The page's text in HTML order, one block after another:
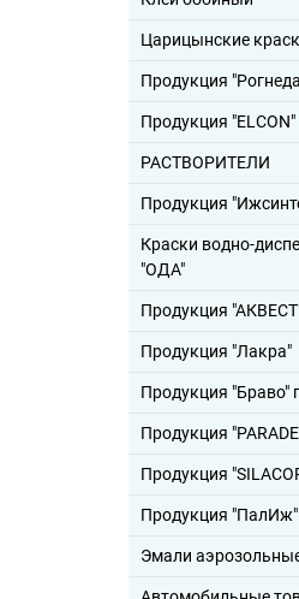
Царицынские
Продукция
Продукция "ELCON"
РАСТВОРИТЕЛИ
Продукция
Краски водно-
"ОДА"
Продукция
Продукция "Лакра"
Продукция "Браво"
Продукция
Продукция
Продукция
Эмали